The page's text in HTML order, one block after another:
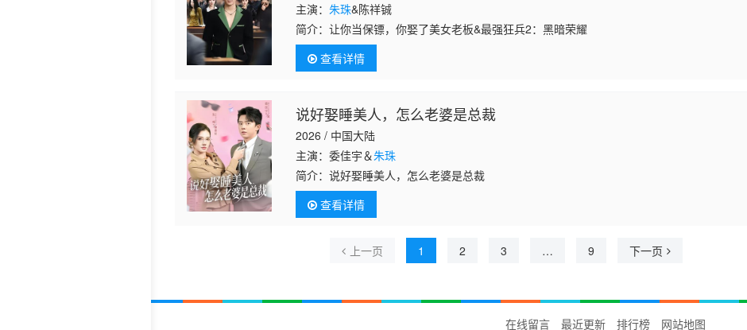
主演：朱珠&陈祥铖
简介：让你当保镖，你娶了美女老板&最强狂兵2：黑暗荣耀
查看详情
说好娶睡美人，怎么老婆是总裁
2026 / 中国大陆
主演：委佳宇＆朱珠
简介：说好娶睡美人，怎么老婆是总裁
查看详情
上一页 1 2 3 … 9 下一页
在线留言 最近更新 排行榜 网站地图